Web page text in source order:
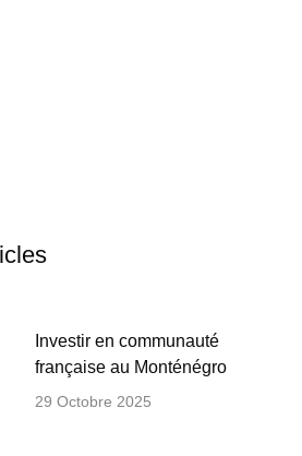
Investir en communauté
française au Monténégro
29 Octobre 2025